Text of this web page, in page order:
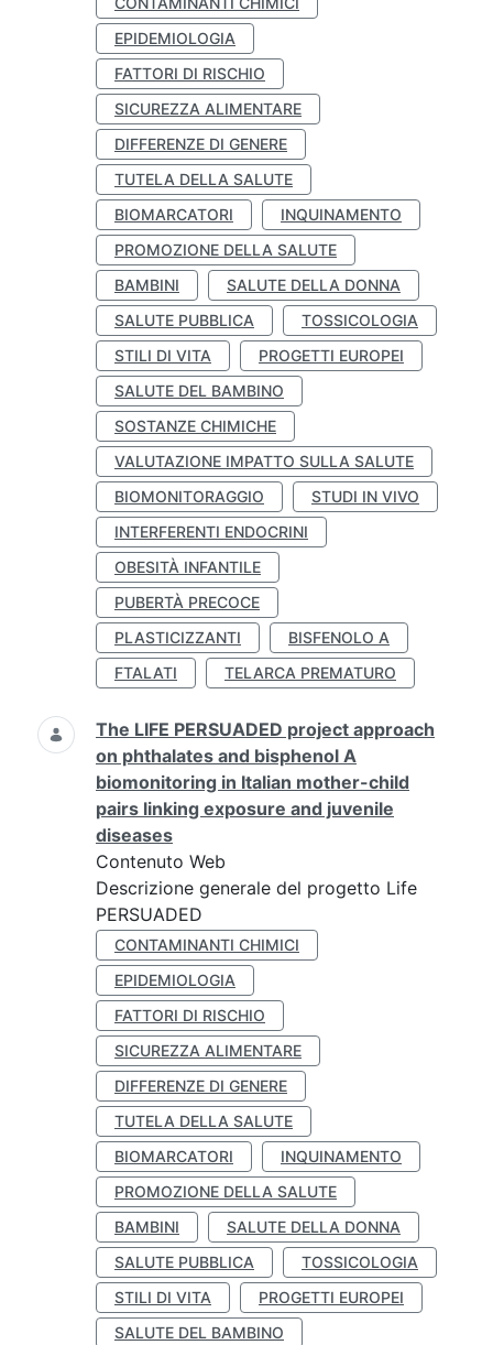
EPIDEMIOLOGIA
FATTORI DI RISCHIO
SICUREZZA ALIMENTARE
DIFFERENZE DI GENERE
TUTELA DELLA SALUTE
BIOMARCATORI
INQUINAMENTO
PROMOZIONE DELLA SALUTE
BAMBINI
SALUTE DELLA DONNA
SALUTE PUBBLICA
TOSSICOLOGIA
STILI DI VITA
PROGETTI EUROPEI
SALUTE DEL BAMBINO
SOSTANZE CHIMICHE
VALUTAZIONE IMPATTO SULLA SALUTE
BIOMONITORAGGIO
STUDI IN VIVO
INTERFERENTI ENDOCRINI
OBESITÀ INFANTILE
PUBERTÀ PRECOCE
PLASTICIZZANTI
BISFENOLO A
FTALATI
TELARCA PREMATURO
The LIFE PERSUADED project approach
on phthalates and bisphenol A
biomonitoring in Italian mother-child
pairs linking exposure and juvenile
diseases
Contenuto Web
Descrizione generale del progetto Life
PERSUADED
CONTAMINANTI CHIMICI
EPIDEMIOLOGIA
FATTORI DI RISCHIO
SICUREZZA ALIMENTARE
DIFFERENZE DI GENERE
TUTELA DELLA SALUTE
BIOMARCATORI
INQUINAMENTO
PROMOZIONE DELLA SALUTE
BAMBINI
SALUTE DELLA DONNA
SALUTE PUBBLICA
TOSSICOLOGIA
STILI DI VITA
PROGETTI EUROPEI
SALUTE DEL BAMBINO